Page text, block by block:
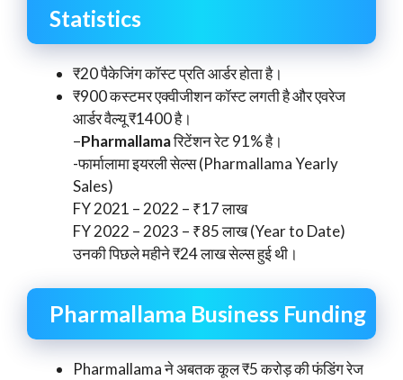
Statistics
₹20 पैकेजिंग कॉस्ट प्रति आर्डर होता है।
₹900 कस्टमर एक्वीजीशन कॉस्ट लगती है और एवरेज
आर्डर वैल्यू ₹1400 है।
–Pharmallamaरिटेंशन रेट 91% है।
-फार्मालामा इयरली सेल्स (Pharmallama Yearly
Sales)
FY 2021 – 2022 – ₹17 लाख
FY 2022 – 2023 – ₹85 लाख (Year to Date)
उनकी पिछले महीने ₹24 लाख सेल्स हुई थी।
Pharmallama Business Funding
Pharmallama ने अबतक कूल ₹5 करोड़ की फंडिंग रेज